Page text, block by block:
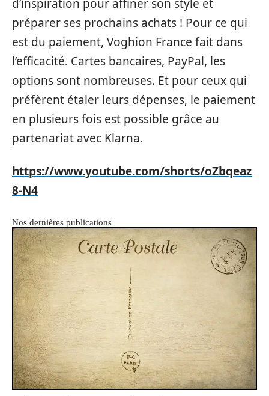
d’inspiration pour affiner son style et
préparer ses prochains achats ! Pour ce qui
est du paiement, Voghion France fait dans
l’efficacité. Cartes bancaires, PayPal, les
options sont nombreuses. Et pour ceux qui
préfèrent étaler leurs dépenses, le paiement
en plusieurs fois est possible grâce au
partenariat avec Klarna.
https://www.youtube.com/shorts/oZbqeaz
8-N4
Nos dernières publications